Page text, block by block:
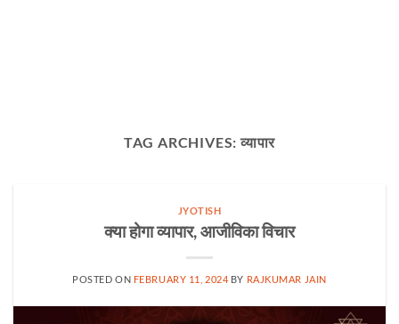
TAG ARCHIVES:व्यापार
JYOTISH
क्या होगा व्यापार, आजीविका विचार
POSTED ON FEBRUARY 11, 2024 BY RAJKUMAR JAIN